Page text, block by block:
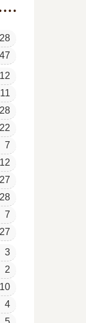
28
12
11
28
22
7
12
27
28
7
27
3
2
10
4